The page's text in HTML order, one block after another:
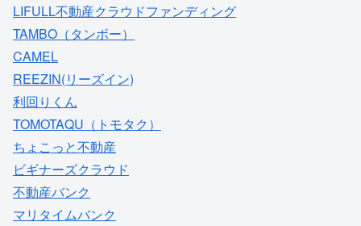
LIFULL不動産クラウドファンディング
TAMBO（タンボー）
CAMEL
REEZIN(リーズイン)
利回りくん
TOMOTAQU（トモタク）
ちょこっと不動産
ビギナーズクラウド
不動産バンク
マリタイムバンク